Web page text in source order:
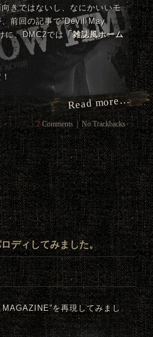
きではないし、なにかいいモ
前回の記事で”Devil May
に、DMC2では 「雑誌風ホーム
Read more…
2Comments No Trackbacks
ディしてみました。
を再現してみまし